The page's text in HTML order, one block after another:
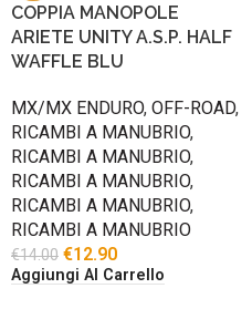
COPPIA MANOPOLE
ARIETE UNITY A.S.P. HALF
WAFFLE BLU
MX/MX ENDURO, OFF-ROAD,
RICAMBI A MANUBRIO,
RICAMBI A MANUBRIO,
RICAMBI A MANUBRIO,
RICAMBI A MANUBRIO,
RICAMBI A MANUBRIO
€14.00 €12.90
Aggiungi Al Carrello